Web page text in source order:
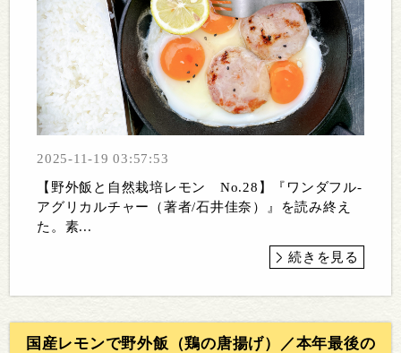
2025-11-19 03:57:53
【野外飯と自然栽培レモン No.28】『ワンダフル-
アグリカルチャー（著者/石井佳奈）』を読み終え
た。素...
続きを見る
国産レモンで野外飯（鶏の唐揚げ）／本年最後の